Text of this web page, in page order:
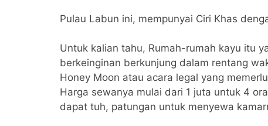
Pulau Labun ini, mempunyai Ciri Khas
Untuk kalian tahu, Rumah-rumah kayu itu
berkeinginan berkunjung dalam rentang
Honey Moon atau acara legal yang
Harga sewanya mulai dari 1 juta untuk 4
dapat tuh, patungan untuk menyewa